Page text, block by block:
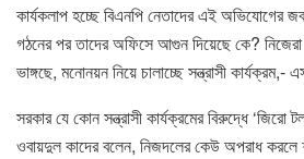
কার্যকলাপ হচ্ছে বিএনপি নেতাদের এই অভিযোগের
গঠনের পর তাদের অফিসে আগুন দিয়েছে কে? নিজেরা
ভাঙ্গছে, মনোনয়ন নিয়ে চালাচ্ছে সন্ত্রাসী কার্যক্রম,-
সরকার যে কোন সন্ত্রাসী কার্যক্রমের বিরুদ্ধে ‘জিরো
ওবায়দুল কাদের বলেন, নিজদলের কেউ অপরাধ করলে